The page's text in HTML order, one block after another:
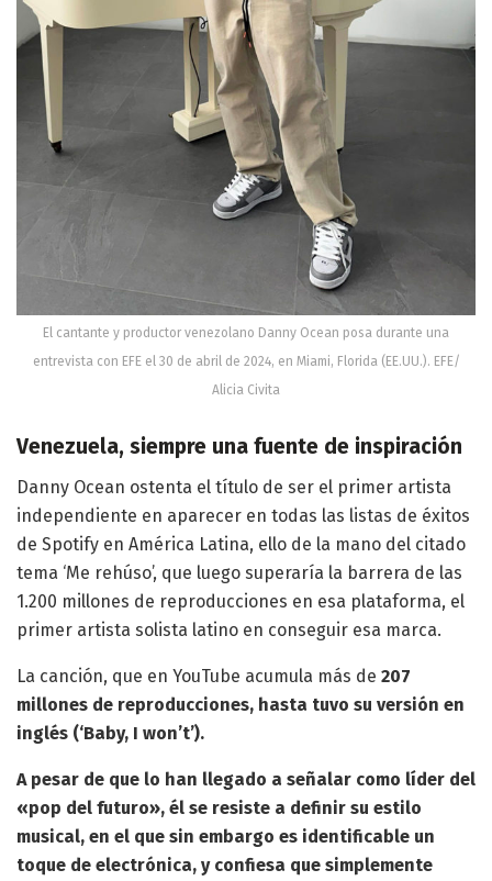
El cantante y productor venezolano Danny Ocean posa durante una
entrevista con EFE el 30 de abril de 2024, en Miami, Florida (EE.UU.). EFE/
Alicia Civita
Venezuela, siempre una fuente de inspiración
Danny Ocean ostenta el título de ser el primer artista
independiente en aparecer en todas las listas de éxitos
de Spotify en América Latina, ello de la mano del citado
tema ‘Me rehúso’, que luego superaría la barrera de las
1.200 millones de reproducciones en esa plataforma, el
primer artista solista latino en conseguir esa marca.
La canción, que en YouTube acumula más de 207
millones de reproducciones, hasta tuvo su versión en
inglés (‘Baby, I won’t’).
A pesar de que lo han llegado a señalar como líder del
«pop del futuro», él se resiste a definir su estilo
musical, en el que sin embargo es identificable un
toque de electrónica, y confiesa que simplemente